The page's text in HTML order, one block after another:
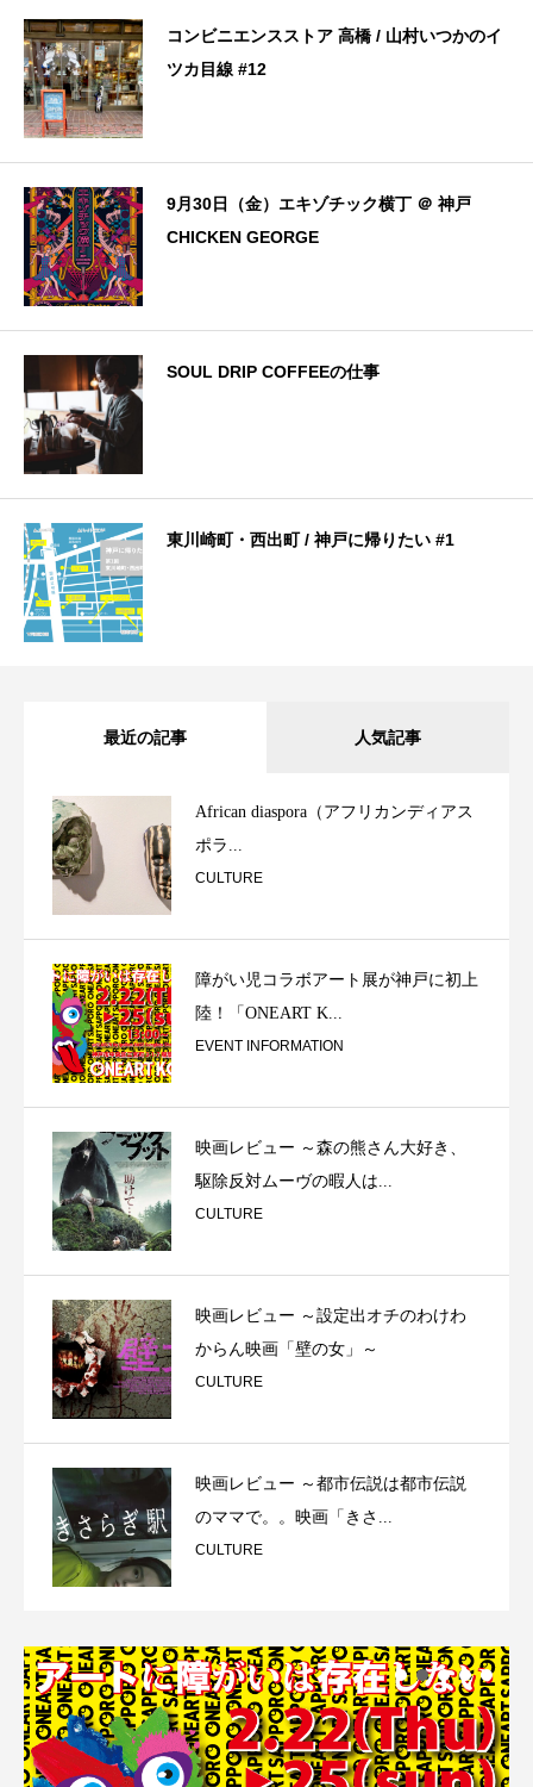
コンビニエンスストア 高橋 / 山村いつかのイ
ツカ目線 #12
9月30日（金）エキゾチック横丁 ＠ 神戸
CHICKEN GEORGE
SOUL DRIP COFFEEの仕事
東川崎町・西出町 / 神戸に帰りたい #1
最近の記事 人気記事
African diaspora（アフリカンディアス
ポラ...
CULTURE
障がい児コラボアート展が神戸に初上
陸！「ONEART K...
EVENT INFORMATION
映画レビュー ～森の熊さん大好き、
駆除反対ムーヴの暇人は...
CULTURE
映画レビュー ～設定出オチのわけわ
からん映画「壁の女」～
CULTURE
映画レビュー ～都市伝説は都市伝説
のママで。。映画「きさ...
CULTURE